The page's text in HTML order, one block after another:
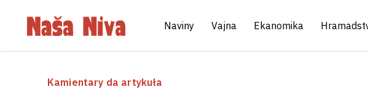
Naviny Vajna Ekanomika
Kamientary da artykuła